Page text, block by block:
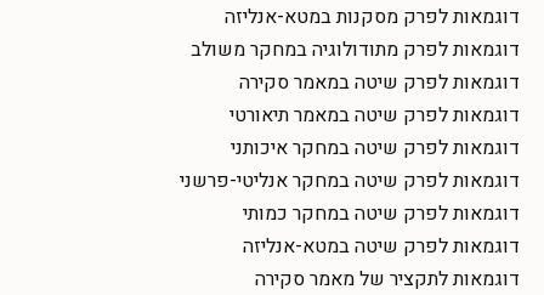
דוגמאות לפרק מסקנות במטא-אנליזה
דוגמאות לפרק מתודולוגיה במחקר משולב
דוגמאות לפרק שיטה במאמר סקירה
דוגמאות לפרק שיטה במאמר תיאורטי
דוגמאות לפרק שיטה במחקר איכותני
דוגמאות לפרק שיטה במחקר אנליטי-פרשני
דוגמאות לפרק שיטה במחקר כמותי
דוגמאות לפרק שיטה במטא-אנליזה
דוגמאות לתקציר של מאמר סקירה